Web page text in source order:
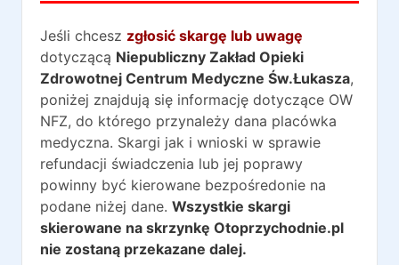
Jeśli chcesz zgłosić skargę lub uwagę
dotyczącą Niepubliczny Zakład Opieki
Zdrowotnej Centrum Medyczne Św.Łukasza,
poniżej znajdują się informację dotyczące OW
NFZ, do którego przynależy dana placówka
medyczna. Skargi jak i wnioski w sprawie
refundacji świadczenia lub jej poprawy
powinny być kierowane bezpośredonie na
podane niżej dane. Wszystkie skargi
skierowane na skrzynkę Otoprzychodnie.pl
nie zostaną przekazane dalej.